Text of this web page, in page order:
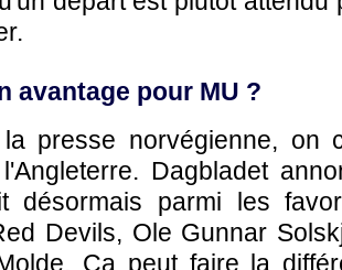
avantage pour MU ?
presse norvégienne, on
Dagbladet
désormais parmi les
Devils, Ole Gunnar
Ça peut faire la